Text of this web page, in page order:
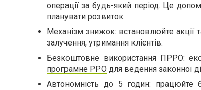
операції за будь-який період. Це
планувати розвиток.
Механізм знижок: встановлюйте акції
залучення, утримання клієнтів.
Безкоштовне використання ПРРО:
програмне РРО для ведення законної
Автономність до 5 годин: працюйте